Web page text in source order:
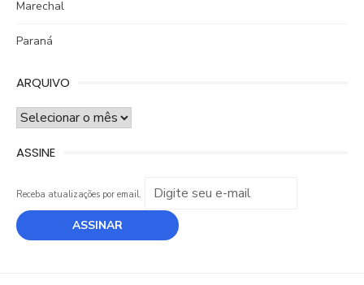
Marechal
Paraná
ARQUIVO
ARQUIVO
ASSINE
Receba atualizações por email.